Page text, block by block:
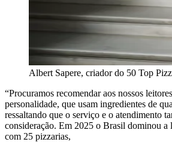
Albert Sapere, criador do 50 Top
“Procuramos recomendar aos nossos
personalidade, que usam ingredientes de
ressaltando que o serviço e o atendimento
consideração. Em 2025 o Brasil dominou a
com 25 pizzarias,